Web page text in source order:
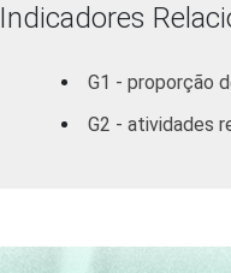
FAMILIAR
ATÉ
Indicadores
G1 - proporção
G2 - atividades